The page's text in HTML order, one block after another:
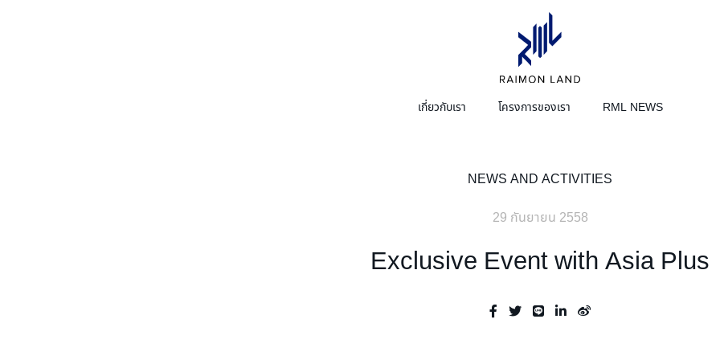
สารจากประธานกรรมการบริษัทและประธานเจ้า
คณะผู้บริหาร
โครงสร้างการจัดการ
คณะกรรมการบริษัท
คณะกรรมการบริหาร
เกี่ยวกับเรา โครงการของเรา RML NEWS
NEWS AND ACTIVITIES
29 กันยายน 2558
Exclusive Event with Asia Plus